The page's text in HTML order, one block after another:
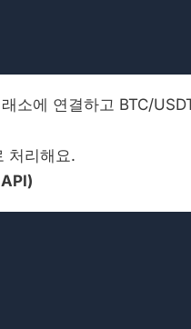
소에 연결하고 BTC/
처리해요.